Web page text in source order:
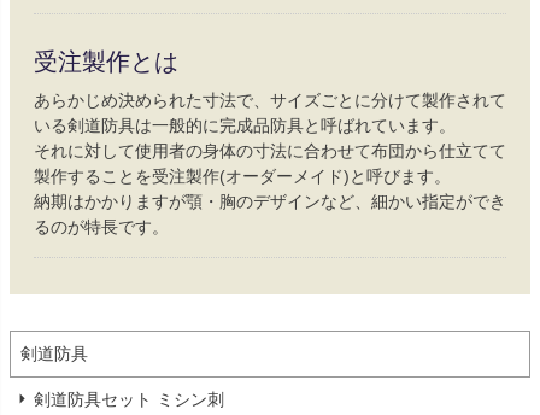
受注製作とは
あらかじめ決められた寸法で、サイズごとに分けて製作されて
いる剣道防具は一般的に完成品防具と呼ばれています。
それに対して使用者の身体の寸法に合わせて布団から仕立てて
製作することを受注製作(オーダーメイド)と呼びます。
納期はかかりますが顎・胸のデザインなど、細かい指定ができ
るのが特長です。
剣道防具
剣道防具セット ミシン刺